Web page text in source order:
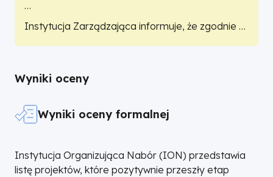
dla
Wielkopolski
Instytucja Zarządzająca informuje, że zgodnie z
Uchwałą nr 222/2024 Zarządu Województwa
Wielkopolskiego z dnia 20.06.2024 roku
wyboru projektów nr: FEWP.10.01-IZ.00-001/24.
Instytucja Zarządzająca informuje, że zgodnie z
projektów nr: FEWP.10.01-IZ.00-001/24.
Wyniki oceny
Wyniki oceny formalnej
Instytucja Organizująca Nabór (ION) przedstawia
listę projektów, które pozytywnie przeszły etap